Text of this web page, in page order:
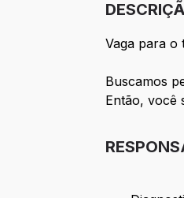
Vaga para o
Buscamos
Então, você